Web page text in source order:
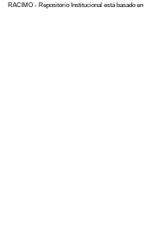
RACIMO - Repositorio Institucional está basado en